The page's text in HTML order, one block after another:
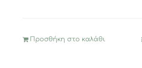
Προσθήκη στο καλάθι